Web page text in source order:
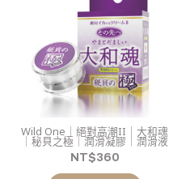
Wild One｜絕對高潮II｜大和魂
｜秘貝之極｜潤滑凝膠｜潤滑液
NT$360